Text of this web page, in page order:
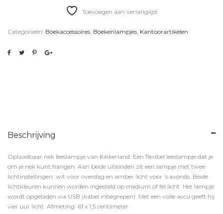
Toevoegen aan verlanglijst
Categorieën: Boekaccessoires, Boekenlampjes, Kantoorartikelen
Beschrijving
Oplaadbaar nek leeslampje van Kikkerland. Een flexibel leeslampje dat je
om je nek kunt hangen. Aan beide uiteinden zit een lampje met twee
lichtinstellingen: wit voor overdag en amber licht voor ’s avonds. Beide
lichtkleuren kunnen worden ingesteld op medium of fel licht. Het lampje
wordt opgeladen via USB (kabel inbegrepen). Met een volle accu geeft hij
vier uur licht. Afmeting: 61 x 1,5 centimeter.